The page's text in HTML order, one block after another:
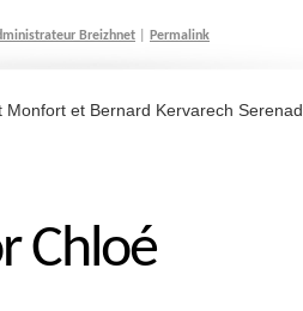
Breizhnet Permalink
et Bernard Kervarech
Chloé